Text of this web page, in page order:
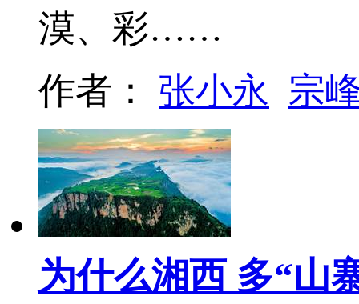
漠、彩……
作者： 张小永 宗
为什么湘西 多“山